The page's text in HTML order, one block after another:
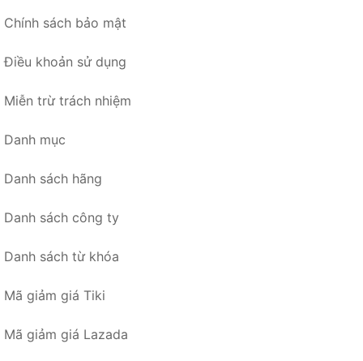
Chính sách bảo mật
Điều khoản sử dụng
Miễn trừ trách nhiệm
Danh mục
Danh sách hãng
Danh sách công ty
Danh sách từ khóa
Mã giảm giá Tiki
Mã giảm giá Lazada